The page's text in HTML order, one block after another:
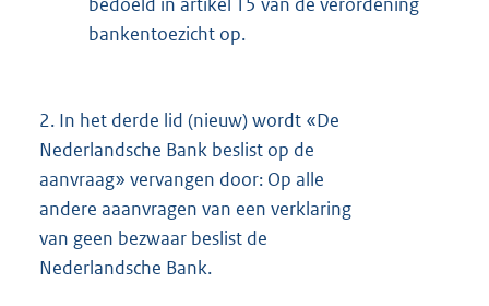
bankentoezicht op.
2. In het derde lid (nieuw) wordt «De
Nederlandsche Bank beslist op de
aanvraag» vervangen door: Op alle
andere aaanvragen van een verklaring
van geen bezwaar beslist de
Nederlandsche Bank.